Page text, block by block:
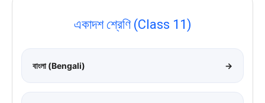
একাদশ শ্রেণি (Class 11)
বাংলা (Bengali) →